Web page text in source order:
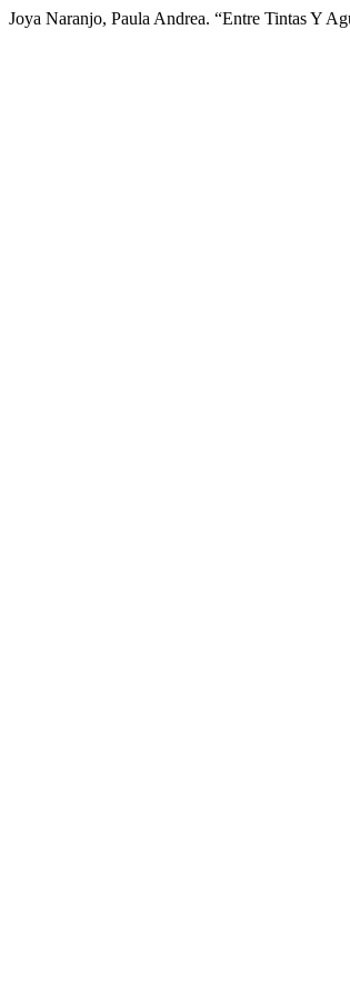
Joya Naranjo, Paula Andrea. “Entre Tintas Y